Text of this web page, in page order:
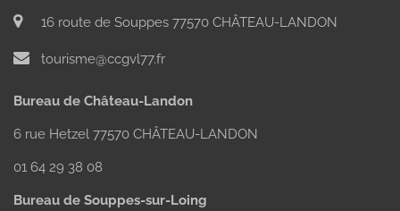
16 route de Souppes 77570 CHÂTEAU-LANDON
tourisme@ccgvl77.fr
Bureau de Château-Landon
6 rue Hetzel 77570 CHÂTEAU-LANDON
01 64 29 38 08
Bureau de Souppes-sur-Loing